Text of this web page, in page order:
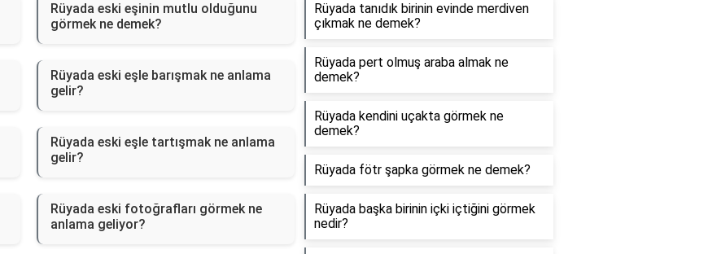
Rüyada eski eşinin mutlu olduğunu
görmek ne demek?
Rüyada eski eşle barışmak ne anlama
gelir?
Rüyada eski eşle tartışmak ne anlama
gelir?
Rüyada eski fotoğrafları görmek ne
anlama geliyor?
Rüyada tanıdık birinin evinde merdiven
çıkmak ne demek?
Rüyada pert olmuş araba almak ne
demek?
Rüyada kendini uçakta görmek ne
demek?
Rüyada fötr şapka görmek ne demek?
Rüyada başka birinin içki içtiğini görmek
nedir?